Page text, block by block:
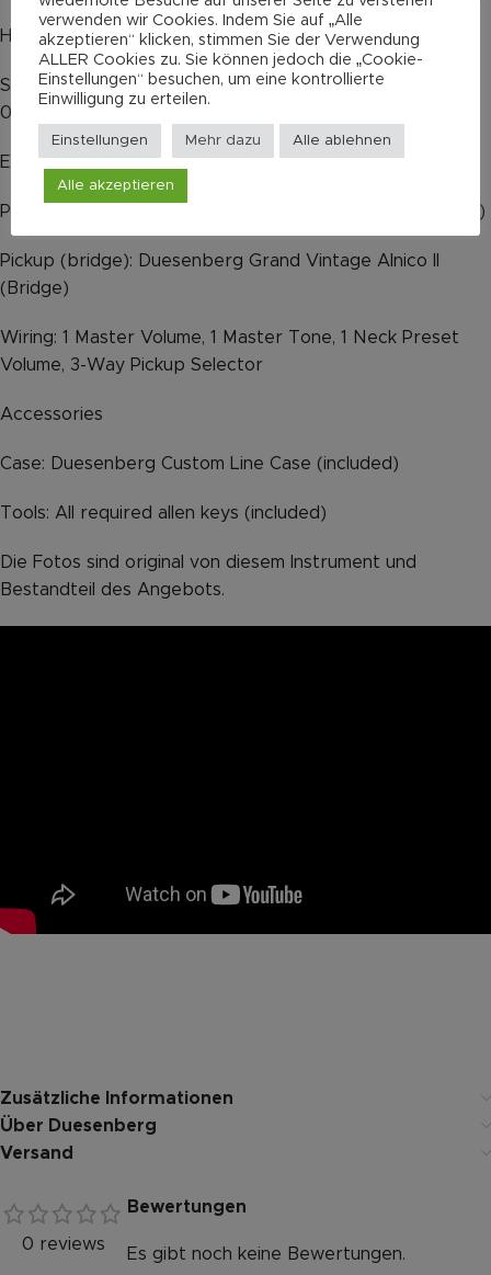
Hardware finish: Nickel
Strings: Duesenberg Custom 10/50 (010-013-017-028-
042-050)
Electrics
Pickup (neck): Duesenberg Grand Vintage Alnico II (Neck)
Pickup (bridge): Duesenberg Grand Vintage Alnico II
(Bridge)
Wiring: 1 Master Volume, 1 Master Tone, 1 Neck Preset
Volume, 3-Way Pickup Selector
Accessories
Case: Duesenberg Custom Line Case (included)
Tools: All required allen keys (included)
Die Fotos sind original von diesem Instrument und
Bestandteil des Angebots.
Zusätzliche Informationen
Über Duesenberg
Versand
0 reviews
Bewertungen
Es gibt noch keine Bewertungen.
verwenden wir Cookies. Indem Sie auf „Alle
akzeptieren“ klicken, stimmen Sie der Verwendung
ALLER Cookies zu. Sie können jedoch die „Cookie-
Einstellungen“ besuchen, um eine kontrollierte
Einwilligung zu erteilen.
Einstellungen Mehr dazu Alle ablehnen
Alle akzeptieren